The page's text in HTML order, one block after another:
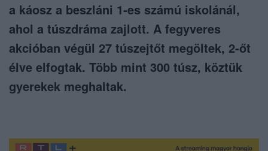
a káosz a beszláni 1-es számú iskolánál,
ahol a túszdráma zajlott. A fegyveres
akcióban végül 27 túszejtőt megöltek, 2-őt
élve elfogtak. Több mint 300 túsz, köztük
gyerekek meghaltak.